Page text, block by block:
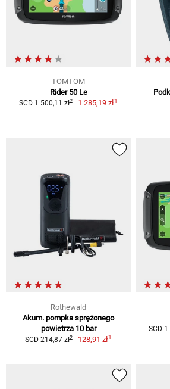
TOMTOM
Rider 50 Le
SCD 1 500,11 zł2 1 285,19 zł1
Rothewald
Akum. pompka sprężonego
powietrza 10 bar
SCD 214,87 zł2 128,91 zł1
SCD 1